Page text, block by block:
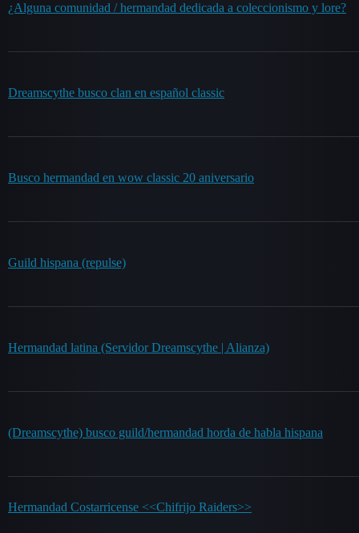
¿Alguna comunidad / hermandad dedicada a coleccionismo y lore?
Dreamscythe busco clan en español classic
Busco hermandad en wow classic 20 aniversario
Guild hispana (repulse)
Hermandad latina (Servidor Dreamscythe | Alianza)
(Dreamscythe) busco guild/hermandad horda de habla hispana
Hermandad Costarricense <<Chifrijo Raiders>>